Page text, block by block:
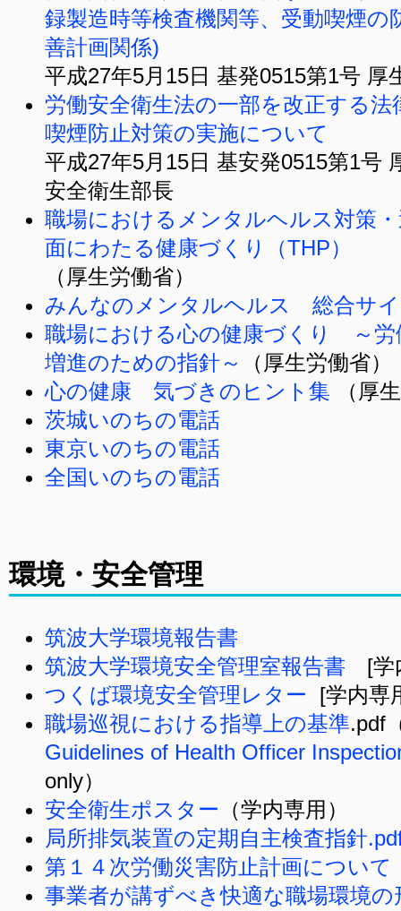
録製造時等検査機関等、受動喫煙の
善計画関係)
平成27年5月15日 基発0515第1号 厚
労働安全衛生法の一部を改正する
喫煙防止対策の実施について
平成27年5月15日 基安発0515第1号
安全衛生部長
職場におけるメンタルヘルス対策
面にわたる健康づくり（THP）
（厚生労働省）
みんなのメンタルヘルス 総合サ
職場における心の健康づくり ～労
増進のための指針～
（厚生労働省）
心の健康 気づきのヒント集 （厚
茨城いのちの電話
東京いのちの電話
全国いのちの電話
環境・安全管理
筑波大学環境報告書
筑波大学環境安全管理室報告書 [学
つくば環境安全管理レター [学内専
職場巡視における指導上の基準.pdf
Guidelines of Health Officer
only）
安全衛生ポスター （学内専用）
局所排気装置の定期自主検査指針
第１４次労働災害防止計画について
事業者が講ずべき快適な職場環境